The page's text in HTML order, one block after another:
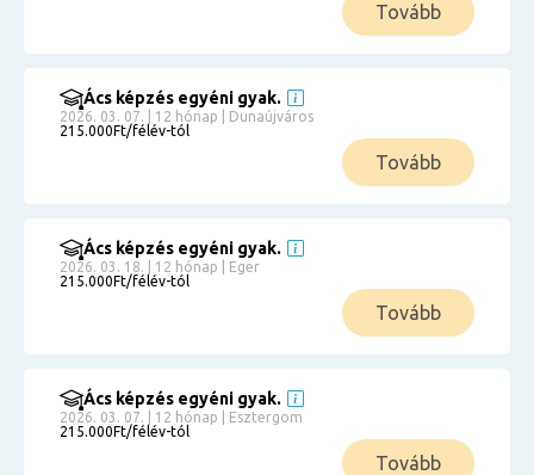
Tovább
Ács képzés egyéni gyak.
2026. 03. 07. | 12 hónap | Dunaújváros
215.000Ft/félév-tól
Tovább
Ács képzés egyéni gyak.
2026. 03. 18. | 12 hónap | Eger
215.000Ft/félév-tól
Tovább
Ács képzés egyéni gyak.
2026. 03. 07. | 12 hónap | Esztergom
215.000Ft/félév-tól
Tovább